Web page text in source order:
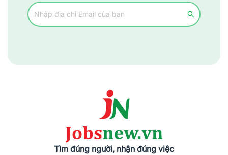
Tìm đúng người, nhận đúng việc